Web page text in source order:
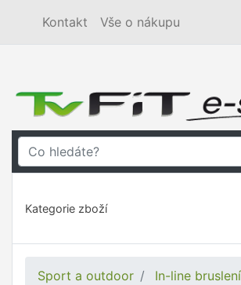
Kontakt Vše o nákupu
Kategorie zboží
Sport a outdoor
In-line